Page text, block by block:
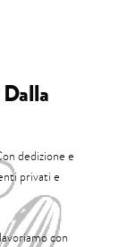
dedizione e
privati e
con